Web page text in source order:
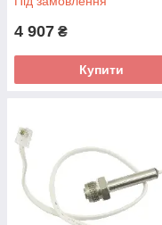
4 907 ₴
Купити